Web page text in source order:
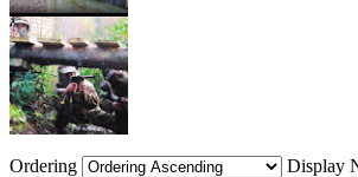
Ordering Display